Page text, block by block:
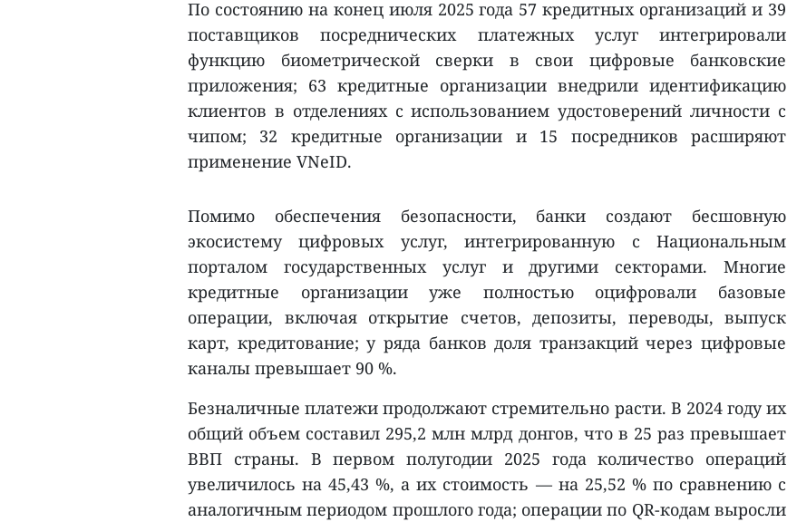
По состоянию на конец июля 2025 года 57 кредитных организаций и 39
поставщиков посреднических платежных услуг интегрировали
функцию биометрической сверки в свои цифровые банковские
приложения; 63 кредитные организации внедрили идентификацию
клиентов в отделениях с использованием удостоверений личности с
чипом; 32 кредитные организации и 15 посредников расширяют
применение VNeID.
Помимо обеспечения безопасности, банки создают бесшовную
экосистему цифровых услуг, интегрированную с Национальным
порталом государственных услуг и другими секторами. Многие
кредитные организации уже полностью оцифровали базовые
операции, включая открытие счетов, депозиты, переводы, выпуск
карт, кредитование; у ряда банков доля транзакций через цифровые
каналы превышает 90 %.
Безналичные платежи продолжают стремительно расти. В 2024 году их
общий объем составил 295,2 млн млрд донгов, что в 25 раз превышает
ВВП страны. В первом полугодии 2025 года количество операций
увеличилось на 45,43 %, а их стоимость — на 25,52 % по сравнению с
аналогичным периодом прошлого года; операции по QR-кодам выросли